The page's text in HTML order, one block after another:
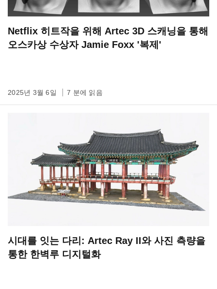
Netflix 히트작을 위해 Artec 3D 스캐닝을 통해
오스카상 수상자 Jamie Foxx '복제'
2025년 3월 6일 7 분에 읽음
시대를 잇는 다리: Artec Ray II와 사진 측량을
통한 한벽루 디지털화